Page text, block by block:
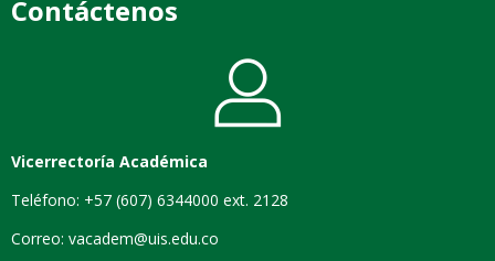
Contáctenos
Vicerrectoría Académica
Teléfono: +57 (607) 6344000 ext. 2128
Correo: vacadem@uis.edu.co